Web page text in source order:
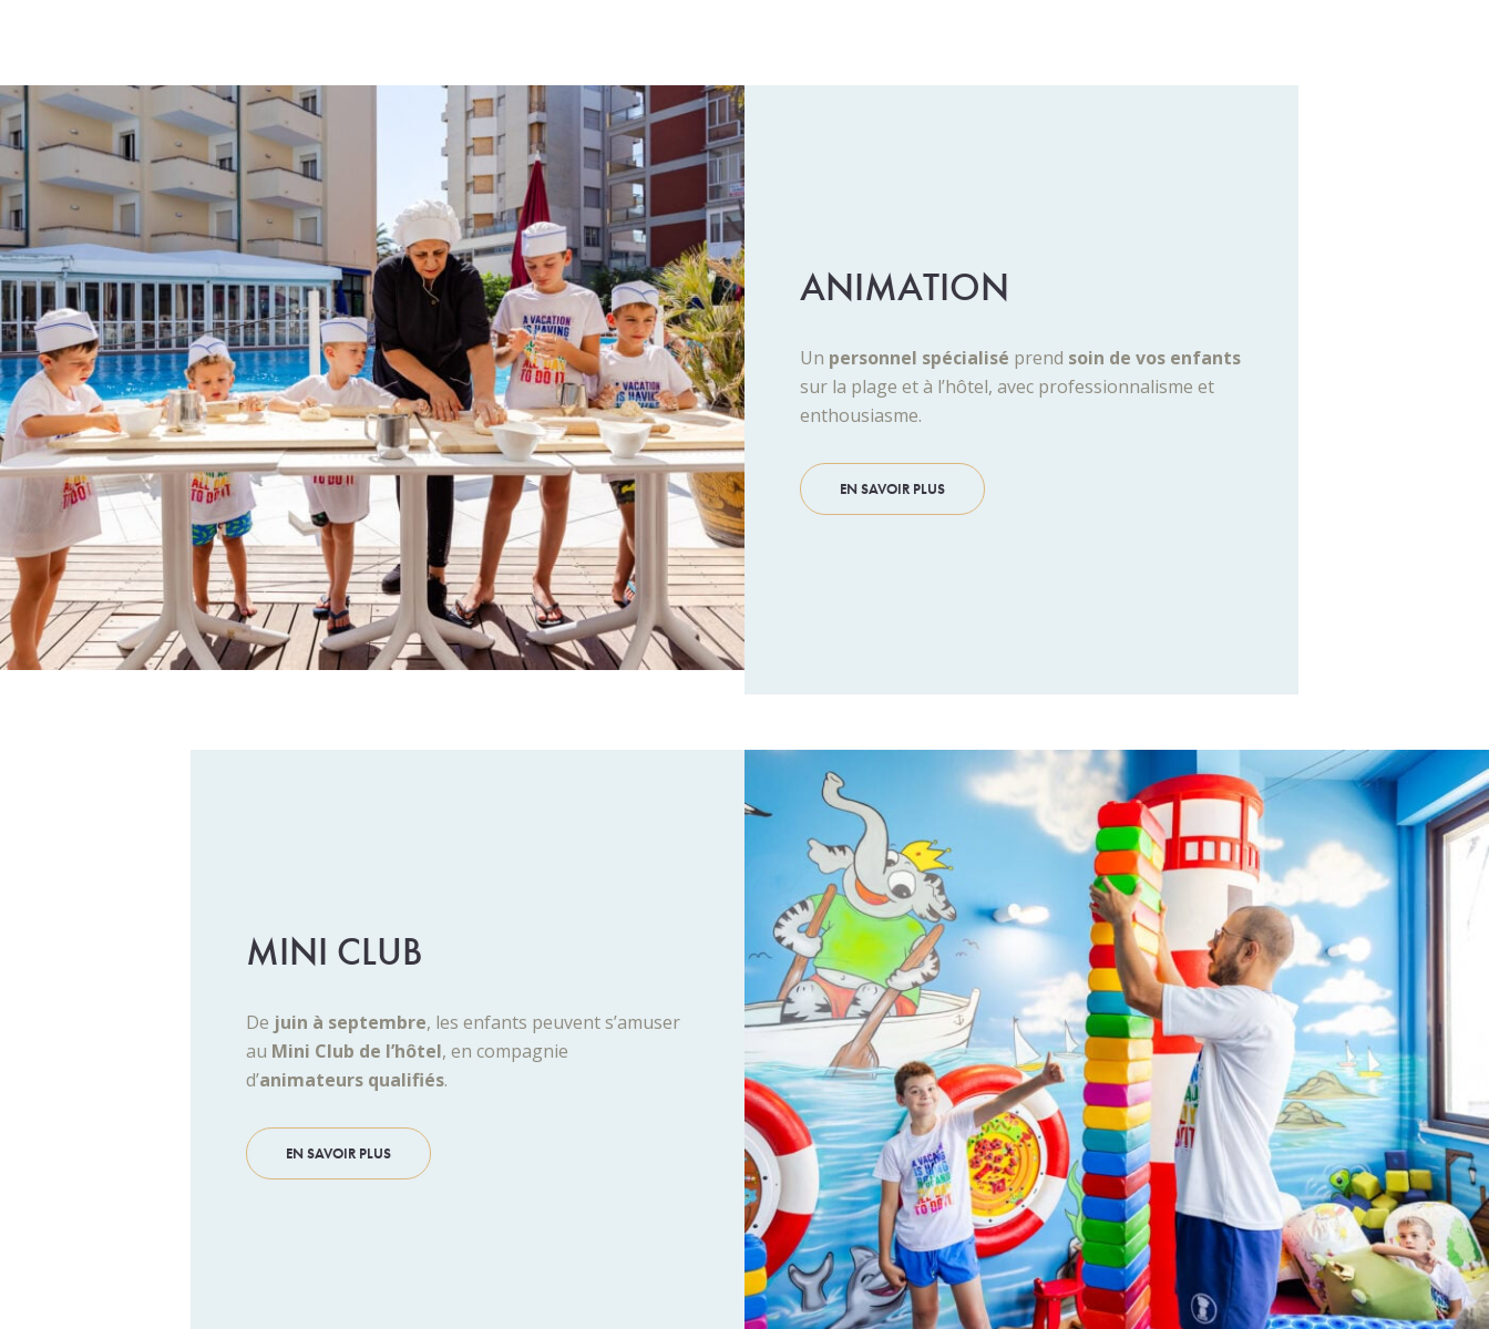
ANIMATION
Un personnel spécialisé prend soin de vos enfants
sur la plage et à l’hôtel, avec professionnalisme et
enthousiasme.
EN SAVOIR PLUS
MINI CLUB
De juin à septembre, les enfants peuvent s’amuser
au Mini Club de l’hôtel, en compagnie
d’animateurs qualifiés.
EN SAVOIR PLUS